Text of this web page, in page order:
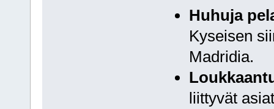
Huhuja
Kyseisen
Madridia.
liittyvät